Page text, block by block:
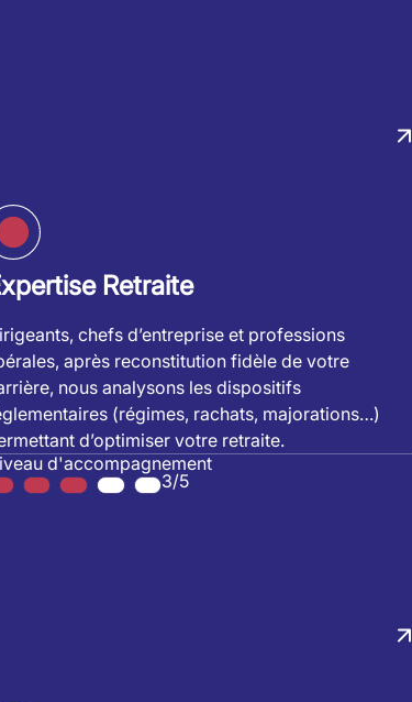
Retraite
chefs d’entreprise et professions
après reconstitution fidèle de votre
nous analysons les dispositifs
(régimes, rachats, majorations…)
d’optimiser votre retraite.
d'accompagnement
3/5